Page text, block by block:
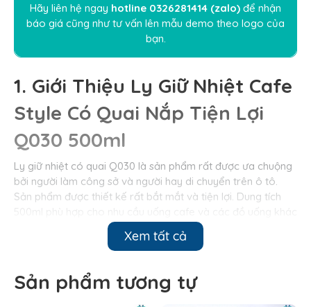
Hãy liên hệ ngay hotline 0326281414 (zalo) để nhận
báo giá cũng như tư vấn lên mẫu demo theo logo của
bạn.
1. Giới Thiệu Ly Giữ Nhiệt Cafe
Style Có Quai Nắp Tiện Lợi
Q030 500ml
Ly giữ nhiệt có quai Q030 là sản phẩm rất được ưa chuộng
bởi người làm công sở và người hay di chuyển trên ô tô.
Sản phẩm được thiết kế rất bắt mắt và tiện lợi. Dung tích
hàng ngày. Cung với khả năng giữ nhiệt cực tốt.
Xem tất cả
Sản phẩm tương tự